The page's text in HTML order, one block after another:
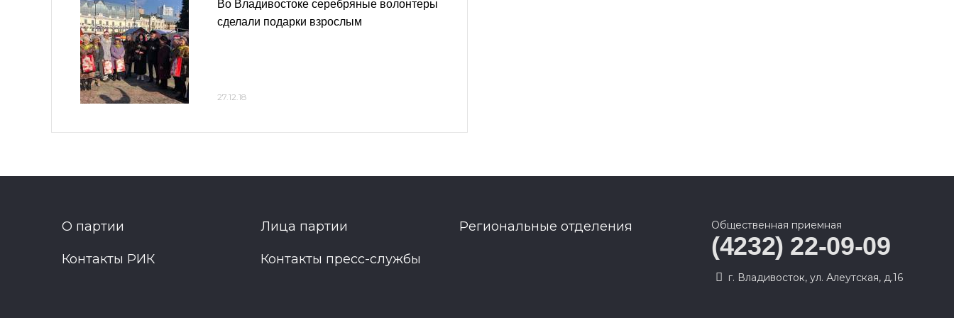
Во Владивостоке серебряные волонтеры
сделали подарки взрослым
27.12.18
О партии Лица партии Региональные отделения
Контакты РИК Контакты пресс-службы
Общественная приемная
(4232) 22-09-09
г. Владивосток, ул. Алеутская, д.16